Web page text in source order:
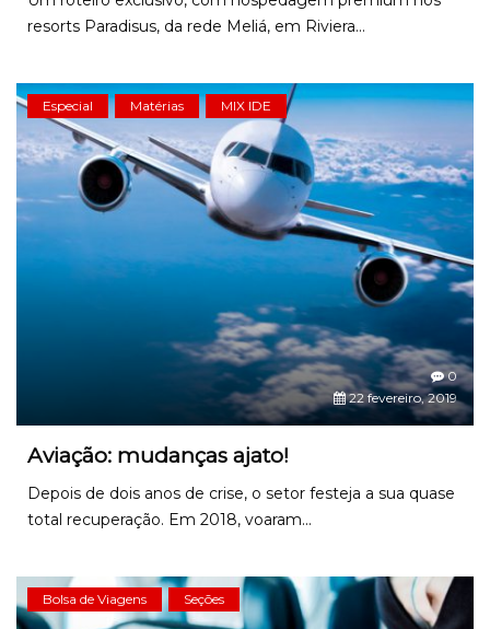
resorts Paradisus, da rede Meliá, em Riviera...
Especial Matérias MIX IDE
0
22 fevereiro, 2019
Aviação: mudanças ajato!
Depois de dois anos de crise, o setor festeja a sua quase
total recuperação. Em 2018, voaram...
Bolsa de Viagens Seções